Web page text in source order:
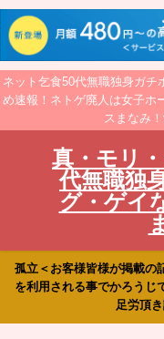
ネット乞食50代無職独身ガチ
め速報！ネトゲ廃人は女子ホ
スまなみ
真・モリ
代無職独
グ・ゲイ
孤立＜お客様皆様が掲載の
を利用される事でかろうじ
足労頂